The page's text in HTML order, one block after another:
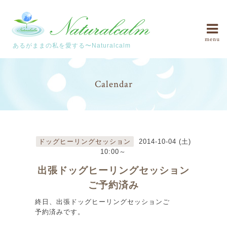
あるがままの私を愛する〜Naturalcalm
menu
Calendar
ドッグヒーリングセッション
2014-10-04 (土)
10:00～
出張ドッグヒーリングセッション
ご予約済み
終日、出張ドッグヒーリングセッションご
予約済みです。